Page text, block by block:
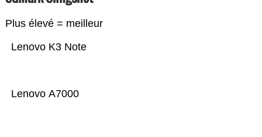
Plus élevé = meilleur
Lenovo A7000
Lenovo K3 Note